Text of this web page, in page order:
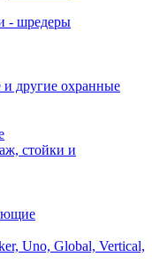
- шредеры
и другие охранные
стойки и
Uno, Global, Vertical,